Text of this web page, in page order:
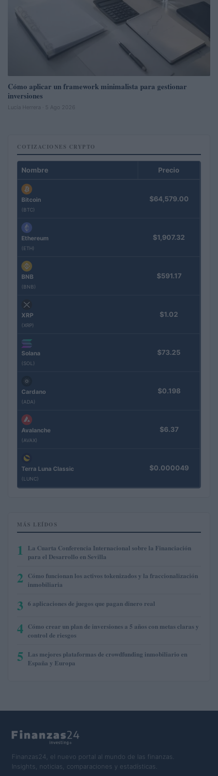
Cómo aplicar un framework minimalista para gestionar
inversiones
Lucía Herrera · 5 Ago 2026
COTIZACIONES CRYPTO
Nombre Precio
Bitcoin
(BTC)
$64,579.00
Ethereum
(ETH)
$1,907.32
BNB
(BNB)
$591.17
XRP
(XRP)
$1.02
Solana
(SOL)
$73.25
Cardano
(ADA)
$0.198
Avalanche
(AVAX)
$6.37
Terra Luna Classic
(LUNC)
$0.000049
MÁS LEÍDOS
1
La Cuarta Conferencia Internacional sobre la Financiación
para el Desarrollo en Sevilla
2 Cómo funcionan los activos tokenizados y la fraccionalización
inmobiliaria
3 6 aplicaciones de juegos que pagan dinero real
4 Cómo crear un plan de inversiones a 5 años con metas claras y
control de riesgos
5 Las mejores plataformas de crowdfunding inmobiliario en
España y Europa
Finanzas24, el nuevo portal al mundo de las finanzas.
Insights, noticias, comparaciones y estadísticas.